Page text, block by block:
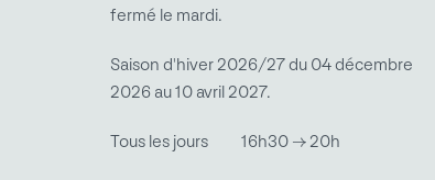
fermé le mardi.
Saison d'hiver 2026/27 du 04 décembre
2026 au 10 avril 2027.
Tous les jours 16h30 → 20h